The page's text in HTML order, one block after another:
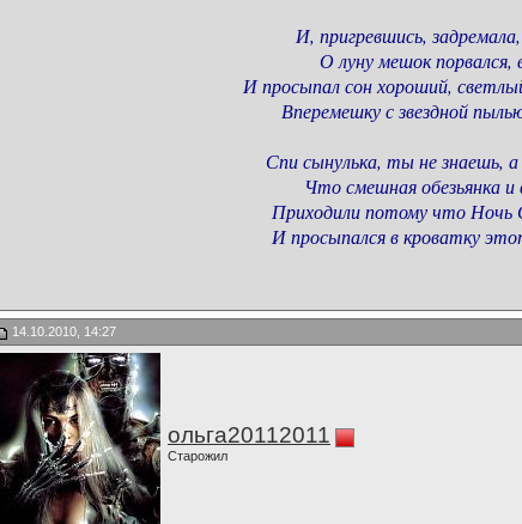
И, пригревшись,
О луну мешок порвался,
И просыпал сон хороший,
Вперемешку с звездной
Спи сынулька, ты не знаешь,
Что смешная обезьянка и
Приходили потому что Ночь
И просыпался в кроватку
14.10.2010, 14:27
ольга20112011
Старожил